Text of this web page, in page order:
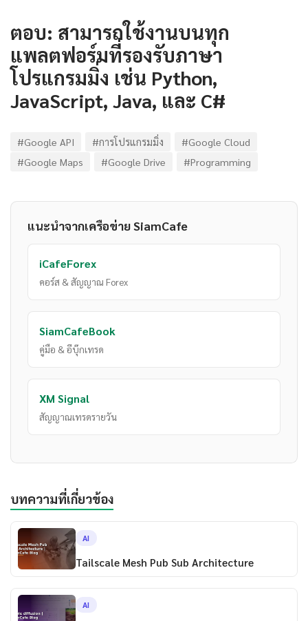
ตอบ: สามารถใช้งานบนทุก
แพลตฟอร์มที่รองรับภาษา
โปรแกรมมิ่ง เช่น Python,
JavaScript, Java, และ C#
#Google API #การโปรแกรมมิ่ง
#Google Cloud
#Google Maps
#Google Drive #Programming
แนะนำจากเครือข่าย SiamCafe
iCafeForex
คอร์ส & สัญญาณ Forex
SiamCafeBook
คู่มือ & อีบุ๊กเทรด
XM Signal
สัญญาณเทรดรายวัน
บทความที่เกี่ยวข้อง
AI
Tailscale Mesh Pub Sub Architecture
AI